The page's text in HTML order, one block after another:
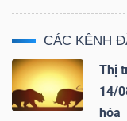
CÁC KÊNH
Thị
14/
hóa
KHỎE